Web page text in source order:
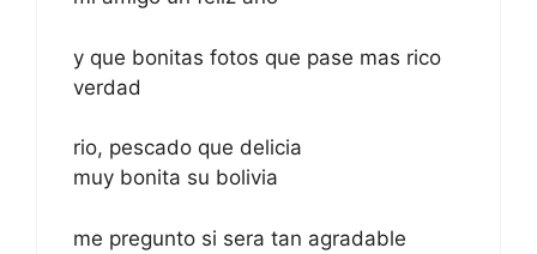
y que bonitas fotos que pase mas rico
verdad
rio, pescado que delicia
muy bonita su bolivia
me pregunto si sera tan agradable